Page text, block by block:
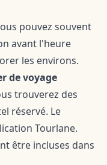
pouvez souvent
avant l'heure
les environs.
de voyage
trouverez des
réservé. Le
Tourlane.
être incluses dans